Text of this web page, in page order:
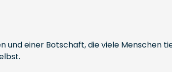
und einer Botschaft, die viele Menschen